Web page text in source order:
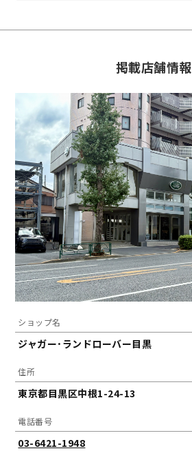
掲載店舗情報
ショップ名
ジャガー･ランドローバー目黒
住所
東京都目黒区中根1-24-13
電話番号
03-6421-1948